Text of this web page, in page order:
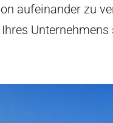
aufeinander zu
Unternehmens